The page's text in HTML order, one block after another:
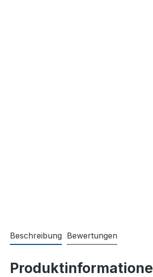
Beschreibung Bewertungen